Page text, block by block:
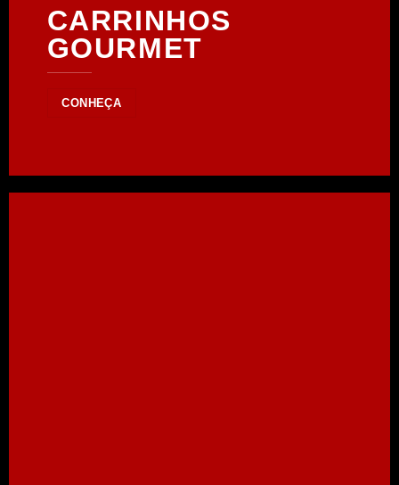
CARRINHOS
GOURMET
CONHEÇA